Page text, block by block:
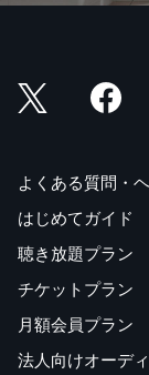
よくある質問・
はじめてガイド
聴き放題プラン
チケットプラン
月額会員プラン
法人向けオーデ